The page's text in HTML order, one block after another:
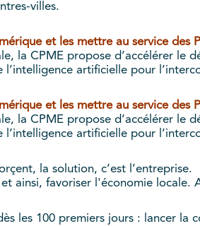
villes.
et les mettre au service des
la CPME propose d’accélérer
artificielle pour
et les mettre au service des
la CPME propose d’accélérer
artificielle pour
la solution, c’est
ainsi, favoriser l'économie
les 100 premiers jours : lancer